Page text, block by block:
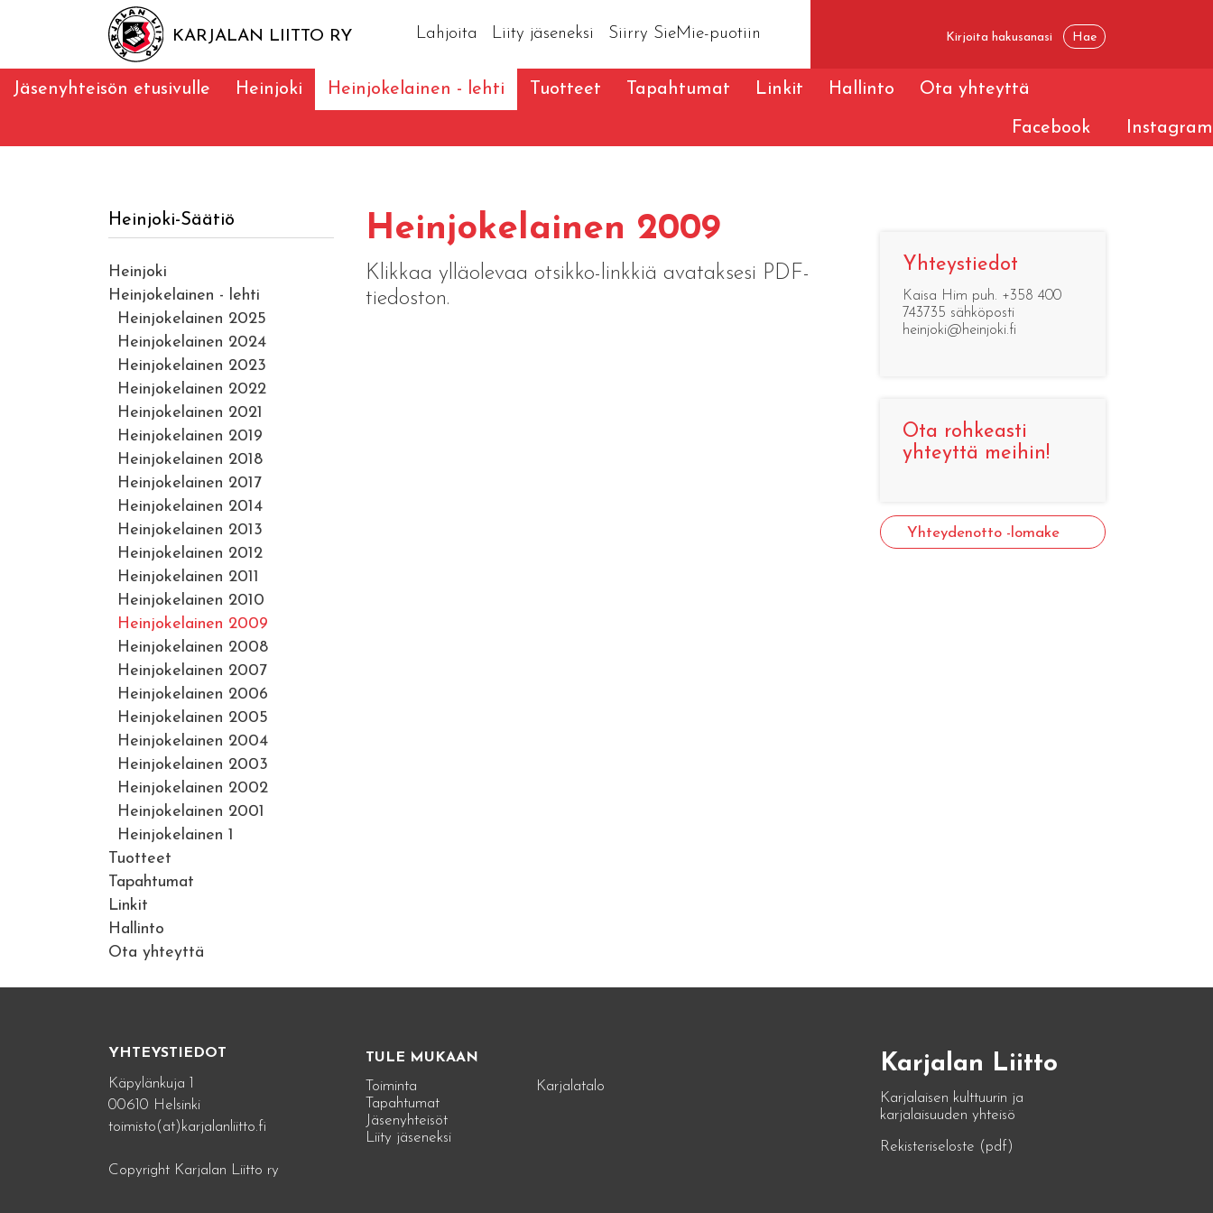
KARJALAN LIITTO RY Lahjoita Liity jäseneksi Siirry SieMie-puotiin
Jäsenyhteisön etusivulle Heinjoki Heinjokelainen - lehti Tuotteet Tapahtumat Linkit Hallinto Ota yhteyttä
Facebook Instagram
Heinjoki-Säätiö
Heinjoki
Heinjokelainen - lehti
Heinjokelainen 2025
Heinjokelainen 2024
Heinjokelainen 2023
Heinjokelainen 2022
Heinjokelainen 2021
Heinjokelainen 2019
Heinjokelainen 2018
Heinjokelainen 2017
Heinjokelainen 2014
Heinjokelainen 2013
Heinjokelainen 2012
Heinjokelainen 2011
Heinjokelainen 2010
Heinjokelainen 2009
Heinjokelainen 2008
Heinjokelainen 2007
Heinjokelainen 2006
Heinjokelainen 2005
Heinjokelainen 2004
Heinjokelainen 2003
Heinjokelainen 2002
Heinjokelainen 2001
Heinjokelainen 1
Tuotteet
Tapahtumat
Linkit
Hallinto
Ota yhteyttä
Heinjokelainen 2009
Klikkaa ylläolevaa otsikko-linkkiä avataksesi PDF-
tiedoston.
Yhteystiedot
Kaisa Him puh. +358 400
743735 sähköposti
heinjoki@heinjoki.fi
Ota rohkeasti
yhteyttä meihin!
Yhteydenotto -lomake
YHTEYSTIEDOT
Käpylänkuja 1
00610 Helsinki
toimisto(at)karjalanliitto.fi
Copyright Karjalan Liitto ry
TULE MUKAAN
Toiminta
Tapahtumat
Jäsenyhteisöt
Liity jäseneksi
Karjalatalo
Karjalan Liitto
Karjalaisen kulttuurin ja
karjalaisuuden yhteisö
Rekisteriseloste (pdf)